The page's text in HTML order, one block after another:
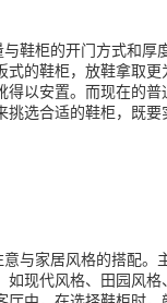
鞋柜的开门方式和
式的鞋柜，放鞋拿取
得以安置。而现在的
选合适的鞋柜，既要
与家居风格的搭配。
如现代风格、田园风